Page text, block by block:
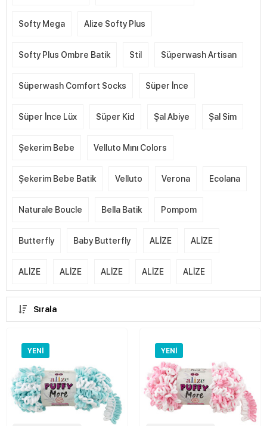
Softy Mega Alize Softy Plus
Softy Plus Ombre Batik Stil Süperwash Artisan
Süperwash Comfort Socks Süper İnce
Süper İnce Lüx Süper Kid Şal Abiye Şal Sim
Şekerim Bebe Velluto Mını Colors
Şekerim Bebe Batik Velluto Verona Ecolana
Naturale Boucle Bella Batik Pompom
Butterfly Baby Butterfly ALİZE ALİZE
ALİZE ALİZE ALİZE ALİZE ALİZE
Sırala
YENI YENI